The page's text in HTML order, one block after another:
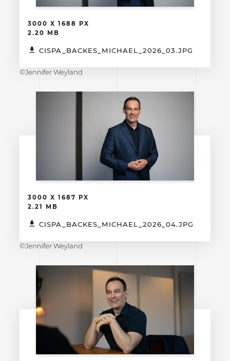
3000 X 1688 PX
2.20 MB
CISPA_BACKES_MICHAEL_2026_03.JPG
©Jennifer Weyland
3000 X 1687 PX
2.21 MB
CISPA_BACKES_MICHAEL_2026_04.JPG
©Jennifer Weyland